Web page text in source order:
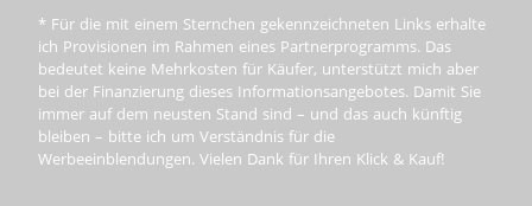
* Für die mit einem Sternchen gekennzeichneten Links erhalte
ich Provisionen im Rahmen eines Partnerprogramms. Das
bedeutet keine Mehrkosten für Käufer, unterstützt mich aber
bei der Finanzierung dieses Informationsangebotes. Damit Sie
immer auf dem neusten Stand sind – und das auch künftig
bleiben – bitte ich um Verständnis für die
Werbeeinblendungen. Vielen Dank für Ihren Klick & Kauf!